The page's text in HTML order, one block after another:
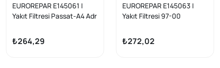
EUROREPAR E145061 |
Yakıt Filtresi Passat-A4 Adr
₺264,29
EUROREPAR E145063 |
Yakıt Filtresi 97-00
₺272,02